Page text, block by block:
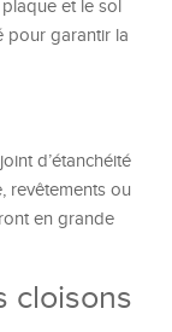
et le sol
pour garantir la
d’étanchéité
revêtements ou
en grande
cloisons